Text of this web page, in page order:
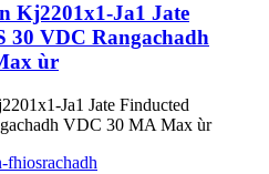
Kj2201x1-Ja1 Jate
30 VDC Rangachadh
ùr
Ja1 Jate Finducted
VDC 30 MA Max ùr
fhiosrachadh